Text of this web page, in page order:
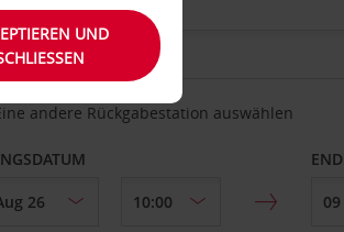
VON
andere Rückgabestation auswählen
UND